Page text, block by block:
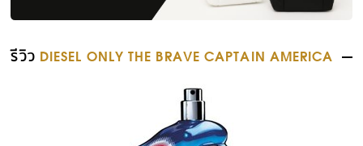
รีวิว DIESEL ONLY THE BRAVE CAPTAIN AMERICA